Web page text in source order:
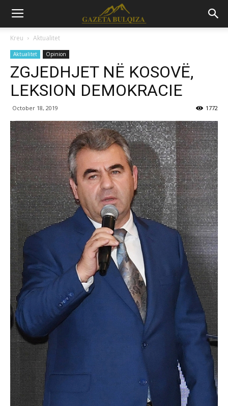
Kreu Aktualitet
Aktualitet Opinion
ZGJEDHJET NË KOSOVË,
LEKSION DEMOKRACIE
October 18, 2019 1772